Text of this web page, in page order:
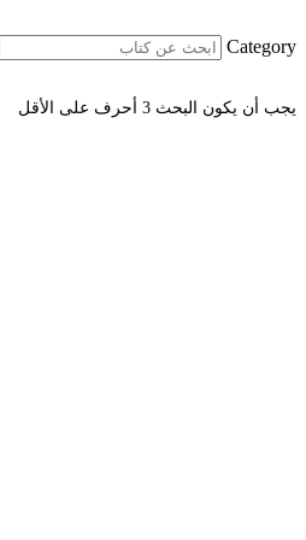
Category
يجب أن يكون البحث 3 أحرف على الأقل